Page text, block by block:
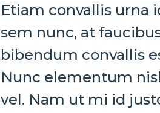
Etiam convallis urna
sem nunc, at
bibendum convallis
Nunc elementum
vel. Nam ut mi id